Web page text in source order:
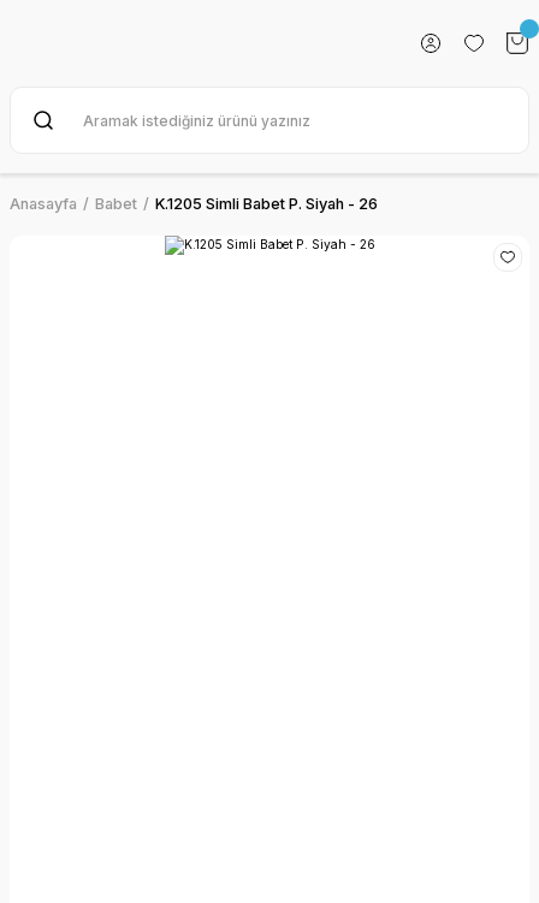
Anasayfa Babet K.1205 Simli Babet P. Siyah - 26